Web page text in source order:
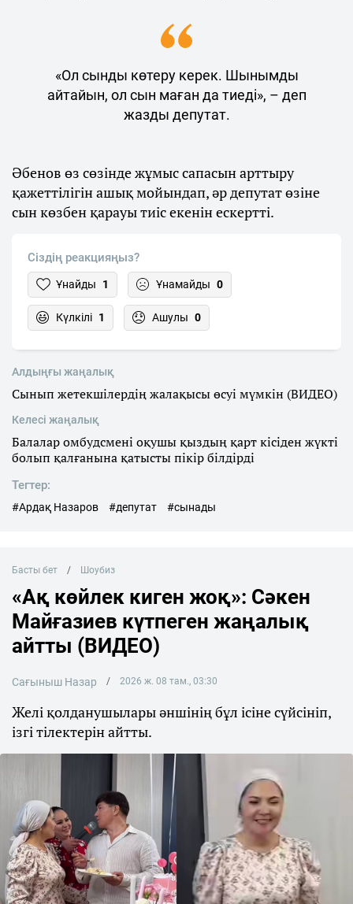
«Ол сынды көтеру керек. Шынымды
айтайын, ол сын маған да тиеді», – деп
жазды депутат.
Әбенов өз сөзінде жұмыс сапасын арттыру
қажеттілігін ашық мойындап, әр депутат өзіне
сын көзбен қарауы тиіс екенін ескертті.
Сіздің реакцияңыз?
Ұнайды 1 Ұнамайды 0
Күлкілі 1 Ашулы 0
Алдыңғы жаңалық
Сынып жетекшілердің жалақысы өсуі мүмкін (ВИДЕО)
Келесі жаңалық
Балалар омбудсмені оқушы қыздың қарт кісіден жүкті
болып қалғанына қатысты пікір білдірді
Тегтер:
#Ардақ Назаров #депутат #сынады
Басты бет Шоубиз
«Ақ көйлек киген жоқ»: Сәкен
Майғазиев күтпеген жаңалық
айтты (ВИДЕО)
Сағыныш Назар 2026 ж. 08 там., 03:30
Желі қолданушылары әншінің бұл ісіне сүйсініп,
ізгі тілектерін айтты.